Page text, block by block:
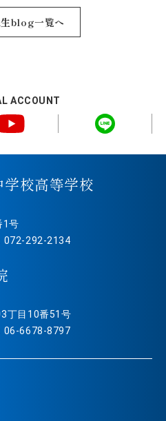
blog一覧へ
ACCOUNT
校高等学校
1号
072-292-2134
丁目10番51号
06-6678-8797